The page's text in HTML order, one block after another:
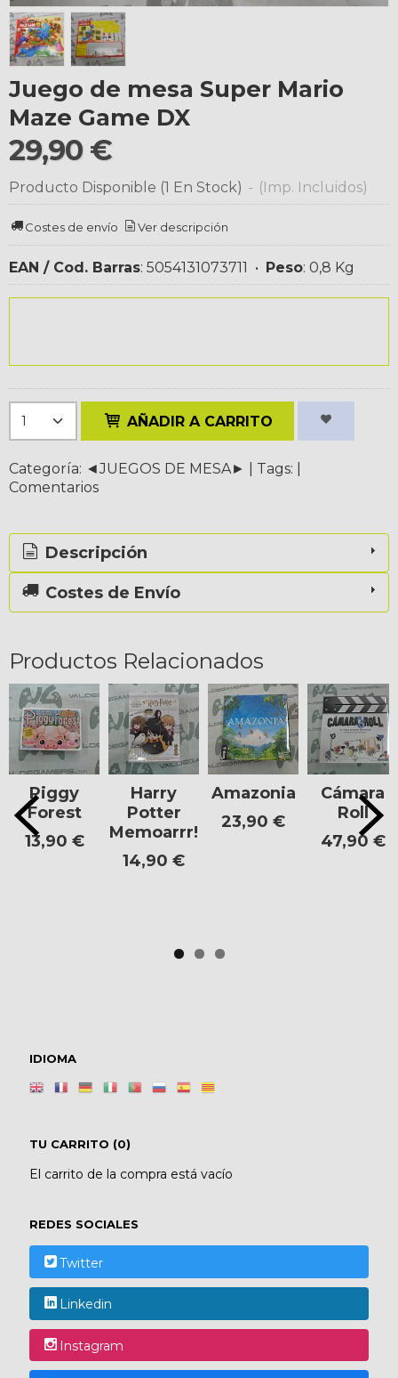
IDIOMA
TU CARRITO (0)
El carrito de la compra está vacío
REDES SOCIALES
Twitter
Linkedin
Instagram
Juego de mesa Super Mario
Maze Game DX
29,90 €
Producto Disponible (1 En Stock) - (Imp. Incluidos)
Costes de envío Ver descripción
EAN / Cod. Barras: 5054131073711 • Peso: 0,8 Kg
AÑADIR A CARRITO
Categoría: ◄JUEGOS DE MESA► Tags:
Comentarios
Descripción
Costes de Envío
Productos Relacionados
Piggy
Forest
13,90 €
Harry
Potter
Memoarrr!
14,90 €
Amazonia
23,90 €
Cámara
Roll
47,90 €